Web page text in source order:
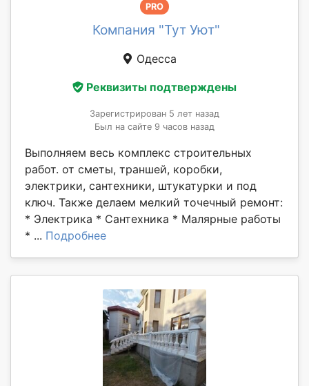
PRO
Компания "Тут Уют"
Одесса
Реквизиты подтверждены
Зарегистрирован 5 лет назад
Был на сайте 9 часов назад
Выполняем весь комплекс строительных
работ. от сметы, траншей, коробки,
электрики, сантехники, штукатурки и под
ключ. Также делаем мелкий точечный ремонт:
* Электрика * Сантехника * Малярные работы
* ... Подробнее